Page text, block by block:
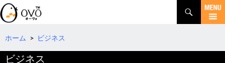
検
索
コ
テホーム > ビジネス
ビジネス